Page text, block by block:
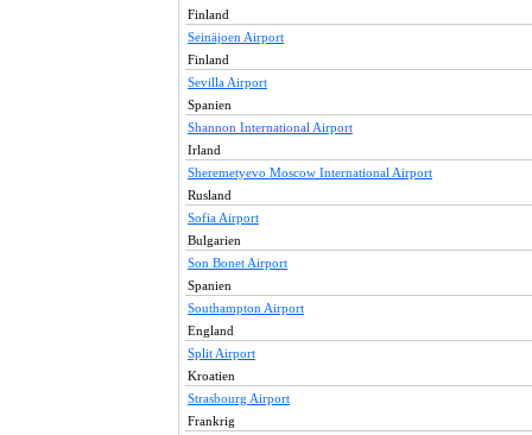
Finland
Seinäjoen Airport
Finland
Sevilla Airport
Spanien
Shannon International Airport
Irland
Sheremetyevo Moscow International Airport
Rusland
Sofia Airport
Bulgarien
Son Bonet Airport
Spanien
Southampton Airport
England
Split Airport
Kroatien
Strasbourg Airport
Frankrig